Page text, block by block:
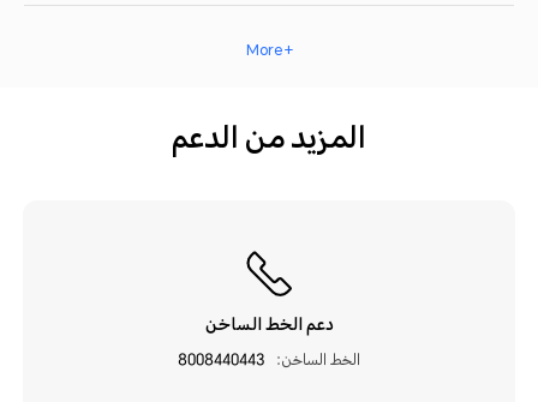
+ More
المزيد من الدعم
دعم الخط الساخن
الخط الساخن: 8008440443